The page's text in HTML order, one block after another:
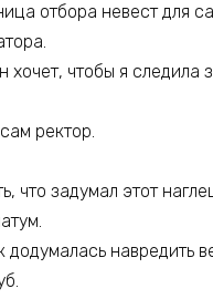
отбора невест для
чтобы я следила
ректор.
что задумал этот
навредить